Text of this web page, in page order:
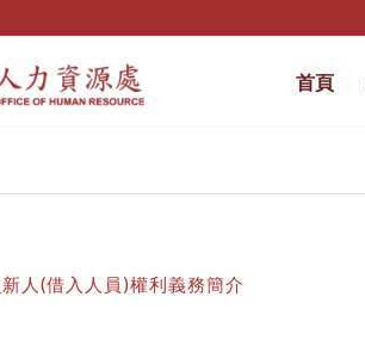
首頁
人(借入人員)權利義務簡介